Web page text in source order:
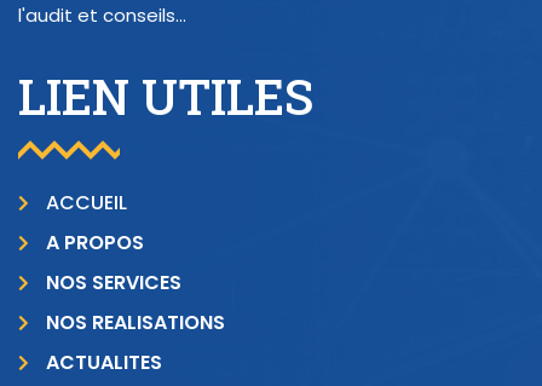
l'audit et conseils...
LIEN UTILES
ACCUEIL
A PROPOS
NOS SERVICES
NOS REALISATIONS
ACTUALITES